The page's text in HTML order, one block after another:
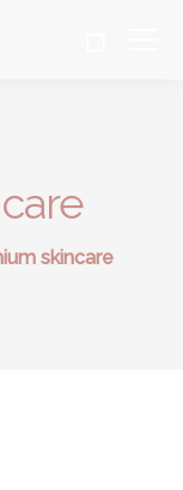
skincare